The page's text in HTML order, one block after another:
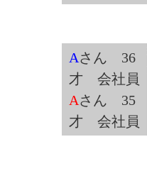
Aさん 36
才 会社員
Aさん 35
才 会社員